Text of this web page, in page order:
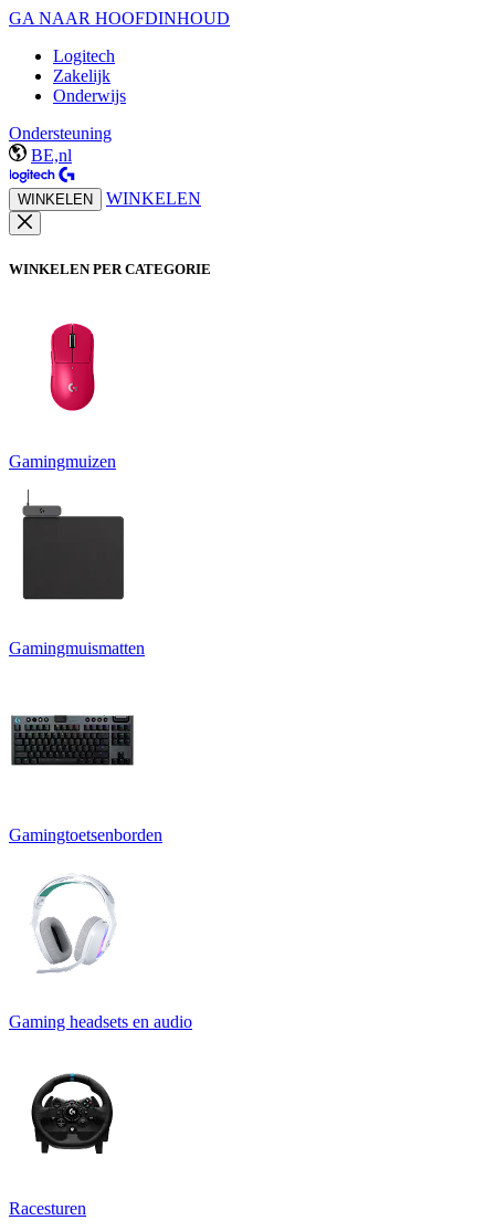
GA NAAR HOOFDINHOUD
Logitech
Zakelijk
Onderwijs
Ondersteuning
BE,nl
WINKELEN WINKELEN
WINKELEN PER CATEGORIE
Gamingmuizen
Gamingmuismatten
Gamingtoetsenborden
Gaming headsets en audio
Racesturen